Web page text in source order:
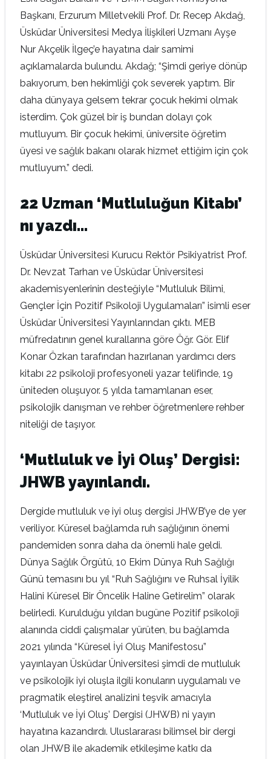
Başkanı, Erzurum Milletvekili Prof. Dr. Recep Akdağ,
Üsküdar Üniversitesi Medya İlişkileri Uzmanı Ayşe
Nur Akçelik İlgeç’e hayatına dair samimi
açıklamalarda bulundu. Akdağ; “Şimdi geriye dönüp
bakıyorum, ben hekimliği çok severek yaptım. Bir
daha dünyaya gelsem tekrar çocuk hekimi olmak
isterdim. Çok güzel bir iş bundan dolayı çok
mutluyum. Bir çocuk hekimi, üniversite öğretim
üyesi ve sağlık bakanı olarak hizmet ettiğim için çok
mutluyum.” dedi.
22 Uzman ‘Mutluluğun Kitabı’
nı yazdı…
Üsküdar Üniversitesi Kurucu Rektör Psikiyatrist Prof.
Dr. Nevzat Tarhan ve Üsküdar Üniversitesi
akademisyenlerinin desteğiyle “Mutluluk Bilimi,
Gençler İçin Pozitif Psikoloji Uygulamaları” isimli eser
Üsküdar Üniversitesi Yayınlarından çıktı. MEB
müfredatının genel kurallarına göre Öğr. Gör. Elif
Konar Özkan tarafından hazırlanan yardımcı ders
kitabı 22 psikoloji profesyoneli yazar telifinde, 19
üniteden oluşuyor. 5 yılda tamamlanan eser,
psikolojik danışman ve rehber öğretmenlere rehber
niteliği de taşıyor.
‘Mutluluk ve İyi Oluş’ Dergisi:
JHWB yayınlandı.
Dergide mutluluk ve iyi oluş dergisi JHWB’ye de yer
veriliyor. Küresel bağlamda ruh sağlığının önemi
pandemiden sonra daha da önemli hale geldi.
Dünya Sağlık Örgütü, 10 Ekim Dünya Ruh Sağlığı
Günü temasını bu yıl “Ruh Sağlığını ve Ruhsal İyilik
Halini Küresel Bir Öncelik Haline Getirelim” olarak
belirledi. Kurulduğu yıldan bugüne Pozitif psikoloji
alanında ciddi çalışmalar yürüten, bu bağlamda
2021 yılında “Küresel İyi Oluş Manifestosu”
yayınlayan Üsküdar Üniversitesi şimdi de mutluluk
ve psikolojik iyi oluşla ilgili konuların uygulamalı ve
pragmatik eleştirel analizini teşvik amacıyla
‘Mutluluk ve İyi Oluş’ Dergisi (JHWB) ni yayın
hayatına kazandırdı. Uluslararası bilimsel bir dergi
olan JHWB ile akademik etkileşime katkı da